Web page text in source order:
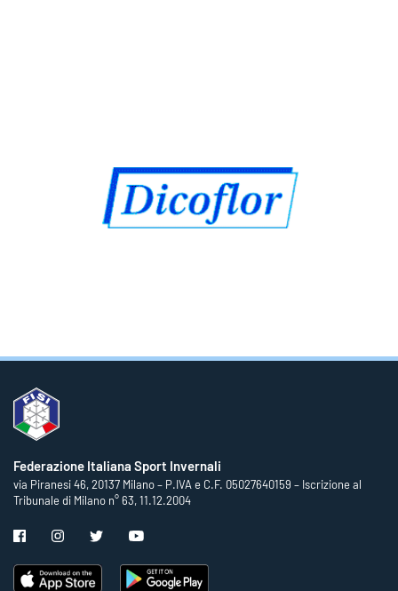
Federazione Italiana Sport Invernali
via Piranesi 46, 20137 Milano – P.IVA e C.F. 05027640159 – Iscrizione al
Tribunale di Milano n° 63, 11.12.2004